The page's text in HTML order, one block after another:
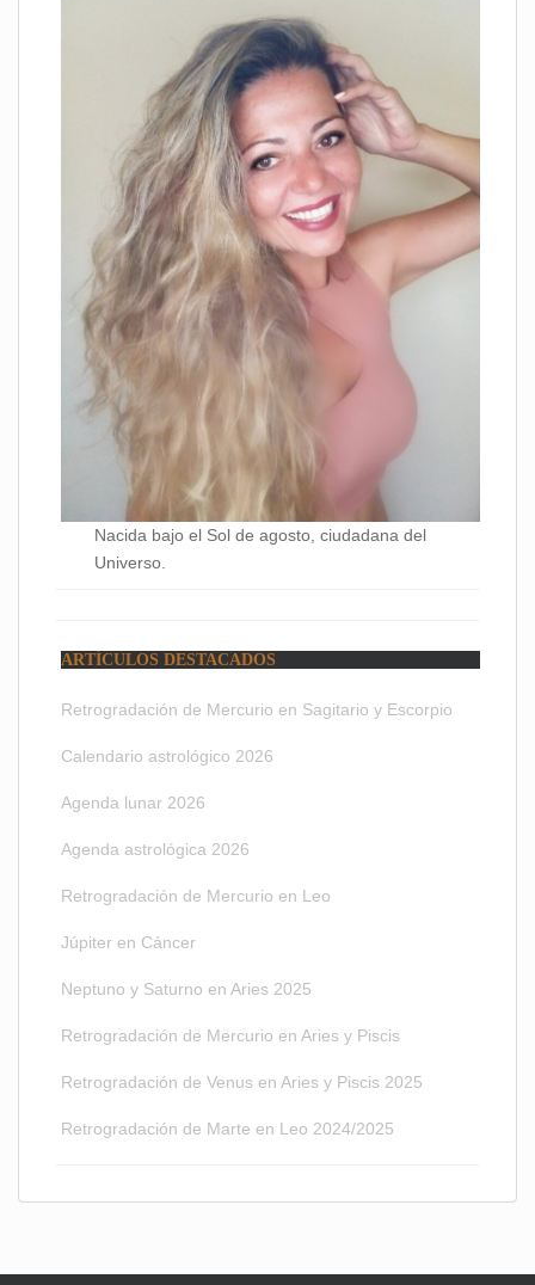
Nacida bajo el Sol de agosto, ciudadana del
Universo.
ARTÍCULOS DESTACADOS
Retrogradación de Mercurio en Sagitario y Escorpio
Calendario astrológico 2026
Agenda lunar 2026
Agenda astrológica 2026
Retrogradación de Mercurio en Leo
Júpiter en Cáncer
Neptuno y Saturno en Aries 2025
Retrogradación de Mercurio en Aries y Piscis
Retrogradación de Venus en Aries y Piscis 2025
Retrogradación de Marte en Leo 2024/2025